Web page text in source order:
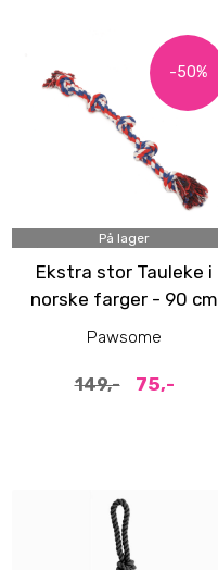
-50%
På lager
Ekstra stor Tauleke i
norske farger - 90 cm
Pawsome
149,- 75,-